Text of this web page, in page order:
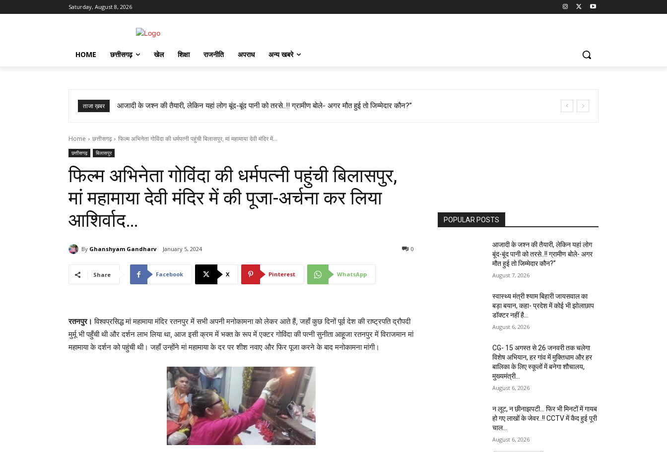
Saturday, August 8, 2026
HOME छत्तीसगढ़ खेल शिक्षा राजनीति अपराध अन्य खबरे
ताजा ख़बर आजादी के जश्न की तैयारी, लेकिन यहां लोग बूंद-बूंद पानी को तरसे..!! ग्रामीण बोले- अगर मौत हुई तो जिम्मेदार कौन?”
Home छत्तीसगढ़ फिल्म अभिनेता गोविंदा की धर्मपत्नी पहुंची बिलासपुर, मां महामाया देवी मंदिर में...
छत्तीसगढ़ बिलासपुर
फिल्म अभिनेता गोविंदा की धर्मपत्नी पहुंची बिलासपुर,
मां महामाया देवी मंदिर में की पूजा-अर्चना कर लिया
आशिर्वाद…
By Ghanshyam Gandharv January 5, 2024 0
Share Facebook X Pinterest WhatsApp
रतनपुर। विश्वप्रसिद्ध मां महामाया मंदिर रतनपुर में सभी अपनी मनोकामना को लेकर आते हैं, जहाँ कुछ दिनों पूर्व देश की राष्ट्रपति द्रौपदी
मुर्मू भी पहुँची थी और दर्शन लाभ लिया था, आज इसी क्रम में भक्त के रूप में एक्टर गोविंदा की पत्नी सुनीता आहूजा रतनपुर में विराजमान मां
महामाया के दर्शन को पहुंची थी। जहाँ उन्होंने मां महामाया के दर पर शीश नवाए और फिर पूजा करने के बाद मनोकामना मांगी।
POPULAR POSTS
आजादी के जश्न की तैयारी, लेकिन यहां लोग
बूंद-बूंद पानी को तरसे..!! ग्रामीण बोले- अगर
मौत हुई तो जिम्मेदार कौन?”
August 7, 2026
स्वास्थ्य मंत्री श्याम बिहारी जायसवाल का
बड़ा बयान, कहा- प्रदेश में कोई भी झोलाछाप
डॉक्टर नहीं है…
August 6, 2026
CG- 15 अगस्त से 26 जनवरी तक चलेगा
विशेष अभियान, हर गांव में मुक्तिधाम और हर
बालिका के लिए स्कूलों में बनेगा शौचालय,
मुख्यमंत्री...
August 6, 2026
न लूट, न छीनाझपटी… फिर भी मिनटों में गायब
हो गए लाखों के जेवर..!! CCTV में कैद हुई पूरी
चाल…
August 6, 2026